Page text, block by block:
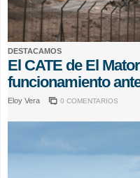
DESTACAMOS
El CATE de El
funcionamiento
Eloy Vera 0 COMENTARIOS